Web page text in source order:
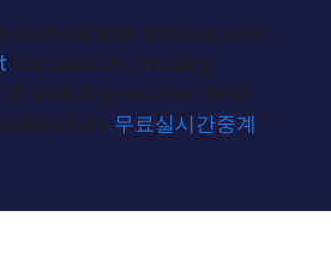
and reliable access, use
focuses on privacy,
multisig escrow, and
무료실시간중계